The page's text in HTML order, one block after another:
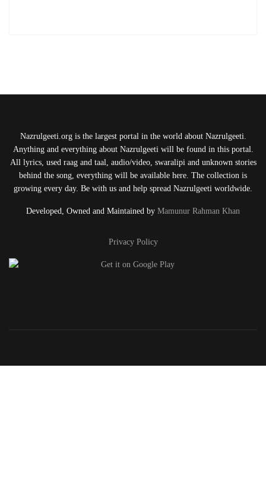
Nazrulgeeti.org is the largest portal in the world about Nazrulgeeti.
Anything and everything about Nazrulgeeti will be found in this portal.
All lyrics, used raag and taal, audio/video, swaralipi and unknown stories
behind the song, everything will be available here. The collection is
growing every day. Be with us and help spread Nazrulgeeti worldwide.
Developed, Owned and Maintained by Mamunur Rahman Khan
Privacy Policy